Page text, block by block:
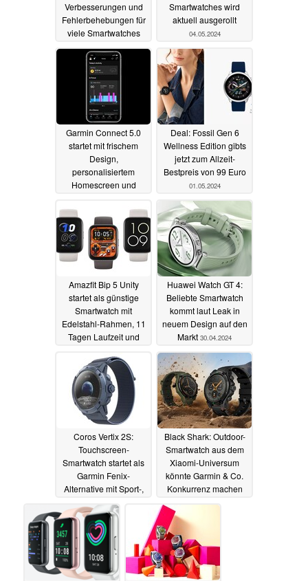
Verbesserungen und
Fehlerbehebungen für
viele Smartwatches
13.05.2024
Smartwatches wird
aktuell ausgerollt
04.05.2024
Garmin Connect 5.0
startet mit frischem
Design,
personalisiertem
Homescreen und
Deal: Fossil Gen 6
Wellness Edition gibts
jetzt zum Allzeit-
Bestpreis von 99 Euro
01.05.2024
Amazfit Bip 5 Unity
startet als günstige
Smartwatch mit
Edelstahl-Rahmen, 11
Tagen Laufzeit und
Huawei Watch GT 4:
Beliebte Smartwatch
kommt laut Leak in
neuem Design auf den
Markt 30.04.2024
Coros Vertix 2S:
Touchscreen-
Smartwatch startet als
Garmin Fenix-
Alternative mit Sport-,
Gesundheits- und
Navigationsfunktionen
und EKG25.04.2024
Black Shark: Outdoor-
Smartwatch aus dem
Xiaomi-Universum
könnte Garmin & Co.
Konkurrenz machen
23.04.2024